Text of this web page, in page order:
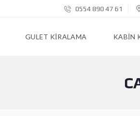
0554 890 47 61
GULET KIRALAMA KABIN